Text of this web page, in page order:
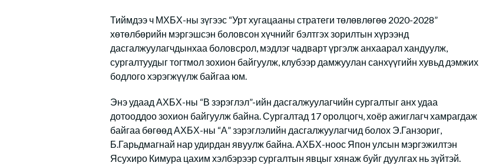
Тиймдээ ч МХБХ-ны зүгээс “Урт хугацааны стратеги төлөвлөгөө 2020-2028”
хөтөлбөрийн мэргэшсэн боловсон хүчнийг бэлтгэх зорилтын хүрээнд
дасгалжуулагчдынхаа боловсрол, мэдлэг чадварт үргэлж анхаарал хандуулж,
сургалтуудыг тогтмол зохион байгуулж, клубээр дамжуулан санхүүгийн хувьд дэмжих
бодлого хэрэгжүүлж байгаа юм.
Энэ удаад АХБХ-ны “В зэрэглэл”-ийн дасгалжуулагчийн сургалтыг анх удаа
дотооддоо зохион байгуулж байна. Сургалтад 17 оролцогч, хоёр ажиглагч хамрагдаж
байгаа бөгөөд АХБХ-ны “А” зэрэглэлийн дасгалжуулагчид болох Э.Ганзориг,
Б.Гарьдмагнай нар удирдан явуулж байна. АХБХ-ноос Япон улсын мэргэжилтэн
Ясухиро Кимура цахим хэлбэрээр сургалтын явцыг хянаж буйг дуулгах нь зүйтэй.